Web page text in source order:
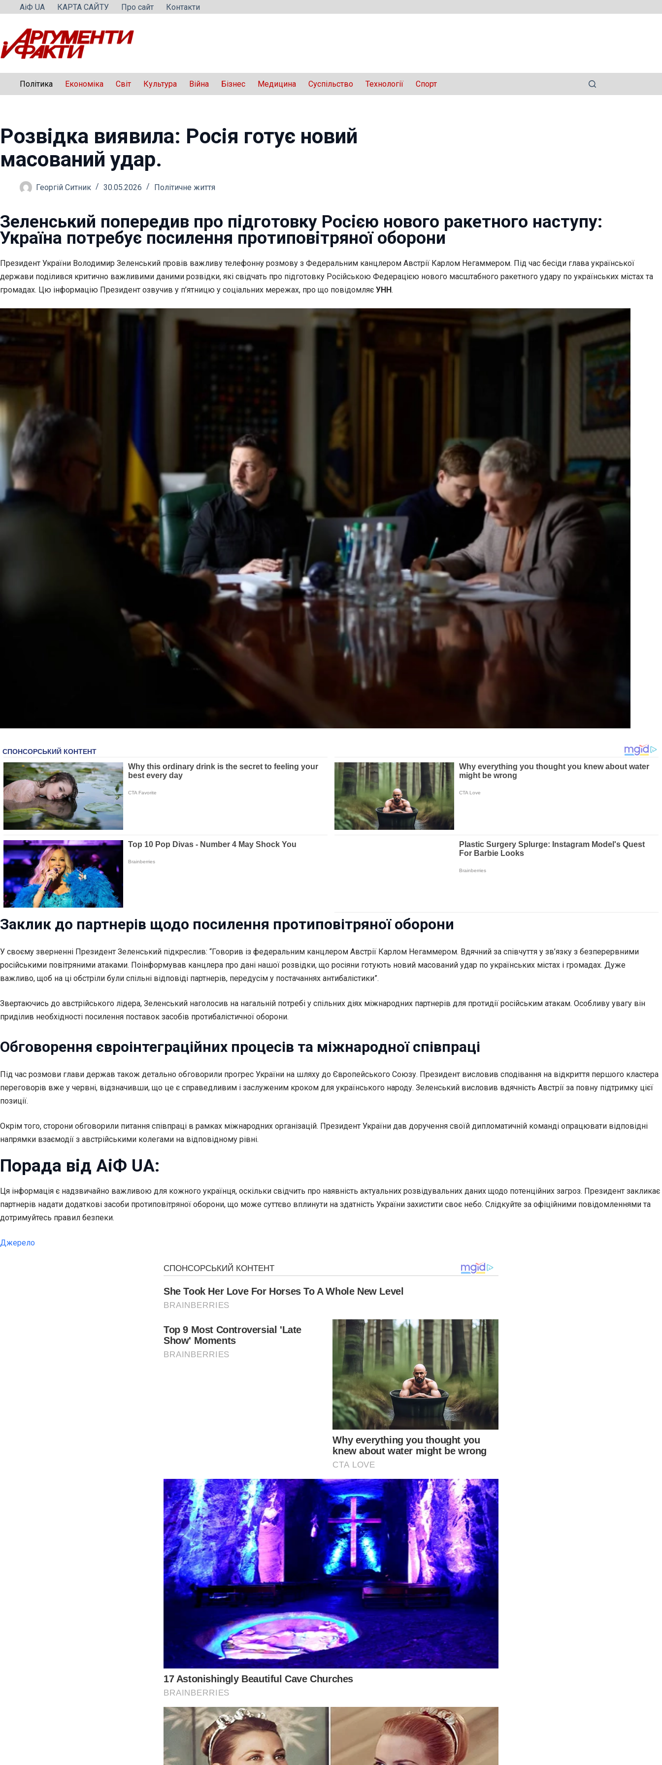
Перейти
вмісту
АіФ UA КАРТА САЙТУ Про сайт Контакти
Політика Економіка Світ Культура Війна Бізнес Медицина Суспільство Технології Спорт
Розвідка виявила: Росія готує новий
масований удар.
Георгій Ситник 30.05.2026 Політичне життя
Зеленський попередив про підготовку Росією нового ракетного наступу:
Україна потребує посилення протиповітряної оборони
Президент України Володимир Зеленський провів важливу телефонну розмову з Федеральним канцлером Австрії Карлом Негаммером. Під час бесіди глава української
держави поділився критично важливими даними розвідки, які свідчать про підготовку Російською Федерацією нового масштабного ракетного удару по українських містах та
громадах. Цю інформацію Президент озвучив у п’ятницю у соціальних мережах, про що повідомляє УНН.
Заклик до партнерів щодо посилення протиповітряної оборони
У своєму зверненні Президент Зеленський підкреслив: “Говорив із федеральним канцлером Австрії Карлом Негаммером. Вдячний за співчуття у зв’язку з безперервними
російськими повітряними атаками. Поінформував канцлера про дані нашої розвідки, що росіяни готують новий масований удар по українських містах і громадах. Дуже
важливо, щоб на ці обстріли були спільні відповіді партнерів, передусім у постачаннях антибалістики”.
Звертаючись до австрійського лідера, Зеленський наголосив на нагальній потребі у спільних діях міжнародних партнерів для протидії російським атакам. Особливу увагу він
приділив необхідності посилення поставок засобів протибалістичної оборони.
Обговорення євроінтеграційних процесів та міжнародної співпраці
Під час розмови глави держав також детально обговорили прогрес України на шляху до Європейського Союзу. Президент висловив сподівання на відкриття першого кластера
переговорів вже у червні, відзначивши, що це є справедливим і заслуженим кроком для українського народу. Зеленський висловив вдячність Австрії за повну підтримку цієї
позиції.
Окрім того, сторони обговорили питання співпраці в рамках міжнародних організацій. Президент України дав доручення своїй дипломатичній команді опрацювати відповідні
напрямки взаємодії з австрійськими колегами на відповідному рівні.
Порада від АіФ UA:
Ця інформація є надзвичайно важливою для кожного українця, оскільки свідчить про наявність актуальних розвідувальних даних щодо потенційних загроз. Президент закликає
партнерів надати додаткові засоби протиповітряної оборони, що може суттєво вплинути на здатність України захистити своє небо. Слідкуйте за офіційними повідомленнями та
дотримуйтесь правил безпеки.
Джерело